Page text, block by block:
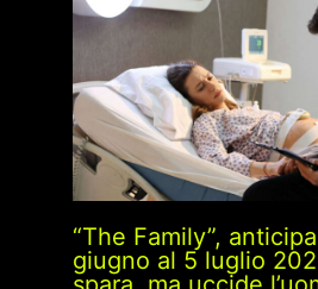
“The Family”,
giugno al 5 luglio